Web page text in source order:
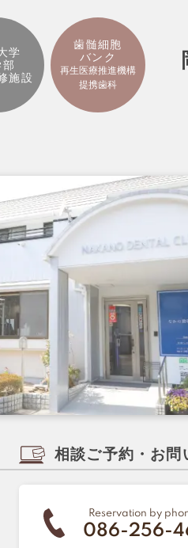
学
施設
歯髄細胞
バンク
再生医療推進機構
提携歯科
相談ご予約・お問
086-256-
Reservation by